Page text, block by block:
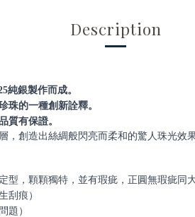
Description
純銀製作而成。
珠的一種創新詮釋。
質有保證。
創造出絲綢般閃亮而柔和的驚人珠光
型，顆顆獨特，並有瑕疵，正圓無瑕疵同
刮痕）
題）